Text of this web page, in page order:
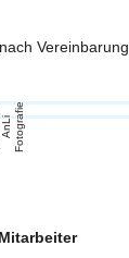
Vereinbarung
ae